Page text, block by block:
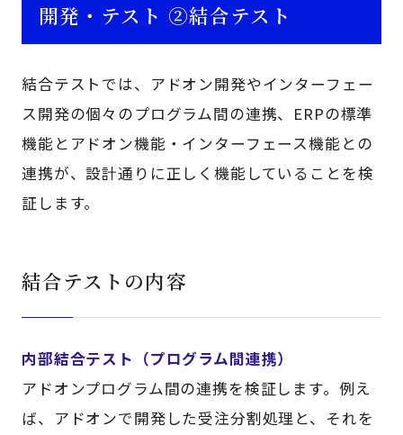
開発・テスト ②結合テスト
結合テストでは、アドオン開発やインターフェー
ス開発の個々のプログラム間の連携、ERPの標準
機能とアドオン機能・インターフェース機能との
連携が、設計通りに正しく機能していることを検
証します。
結合テストの内容
内部結合テスト（プログラム間連携）
アドオンプログラム間の連携を検証します。例え
ば、アドオンで開発した受注分割処理と、それを